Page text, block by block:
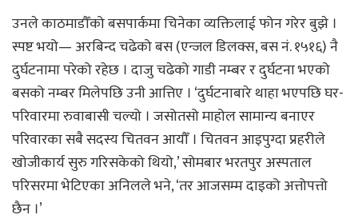
उनले काठमाडौँको बसपार्कमा चिनेका व्यक्तिलाई फोन गरेर बुझे ।
स्पष्ट भयो— अरबिन्द चढेको बस (एन्जल डिलक्स, बस नं. १५१६) नै
दुर्घटनामा परेको रहेछ । दाजु चढेको गाडी नम्बर र दुर्घटना भएको
बसको नम्बर मिलेपछि उनी आत्तिए । ‘दुर्घटनाबारे थाहा भएपछि घर-
परिवारमा रुवाबासी चल्यो । जसोतसो माहोल सामान्य बनाएर
परिवारका सबै सदस्य चितवन आयौँ । चितवन आइपुग्दा प्रहरीले
खोजीकार्य सुरु गरिसकेको थियो,’ सोमबार भरतपुर अस्पताल
परिसरमा भेटिएका अनिलले भने, ‘तर आजसम्म दाइको अत्तोपत्तो
छैन ।’